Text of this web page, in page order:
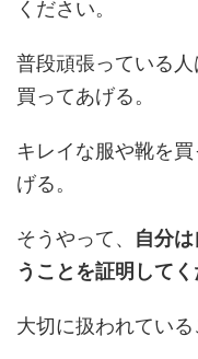
ください。
普段頑張っている
買ってあげる。
キレイな服や靴を
げる。
そうやって、 自分
うことを証明してく
大切に扱われている